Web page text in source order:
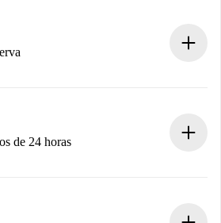
necesaria por adelantado.
de 24 horas